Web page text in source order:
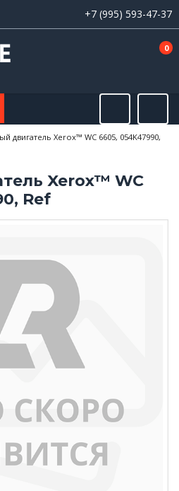
+7 (995) 593-47-37
0
двигатель Xerox™ WC 6605, 054K47990,
Xerox™ WC
Ref